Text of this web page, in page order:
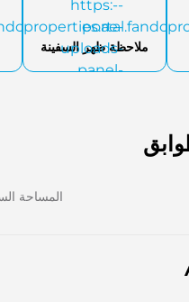
ملاحظة ظهر السفينة
المساحة